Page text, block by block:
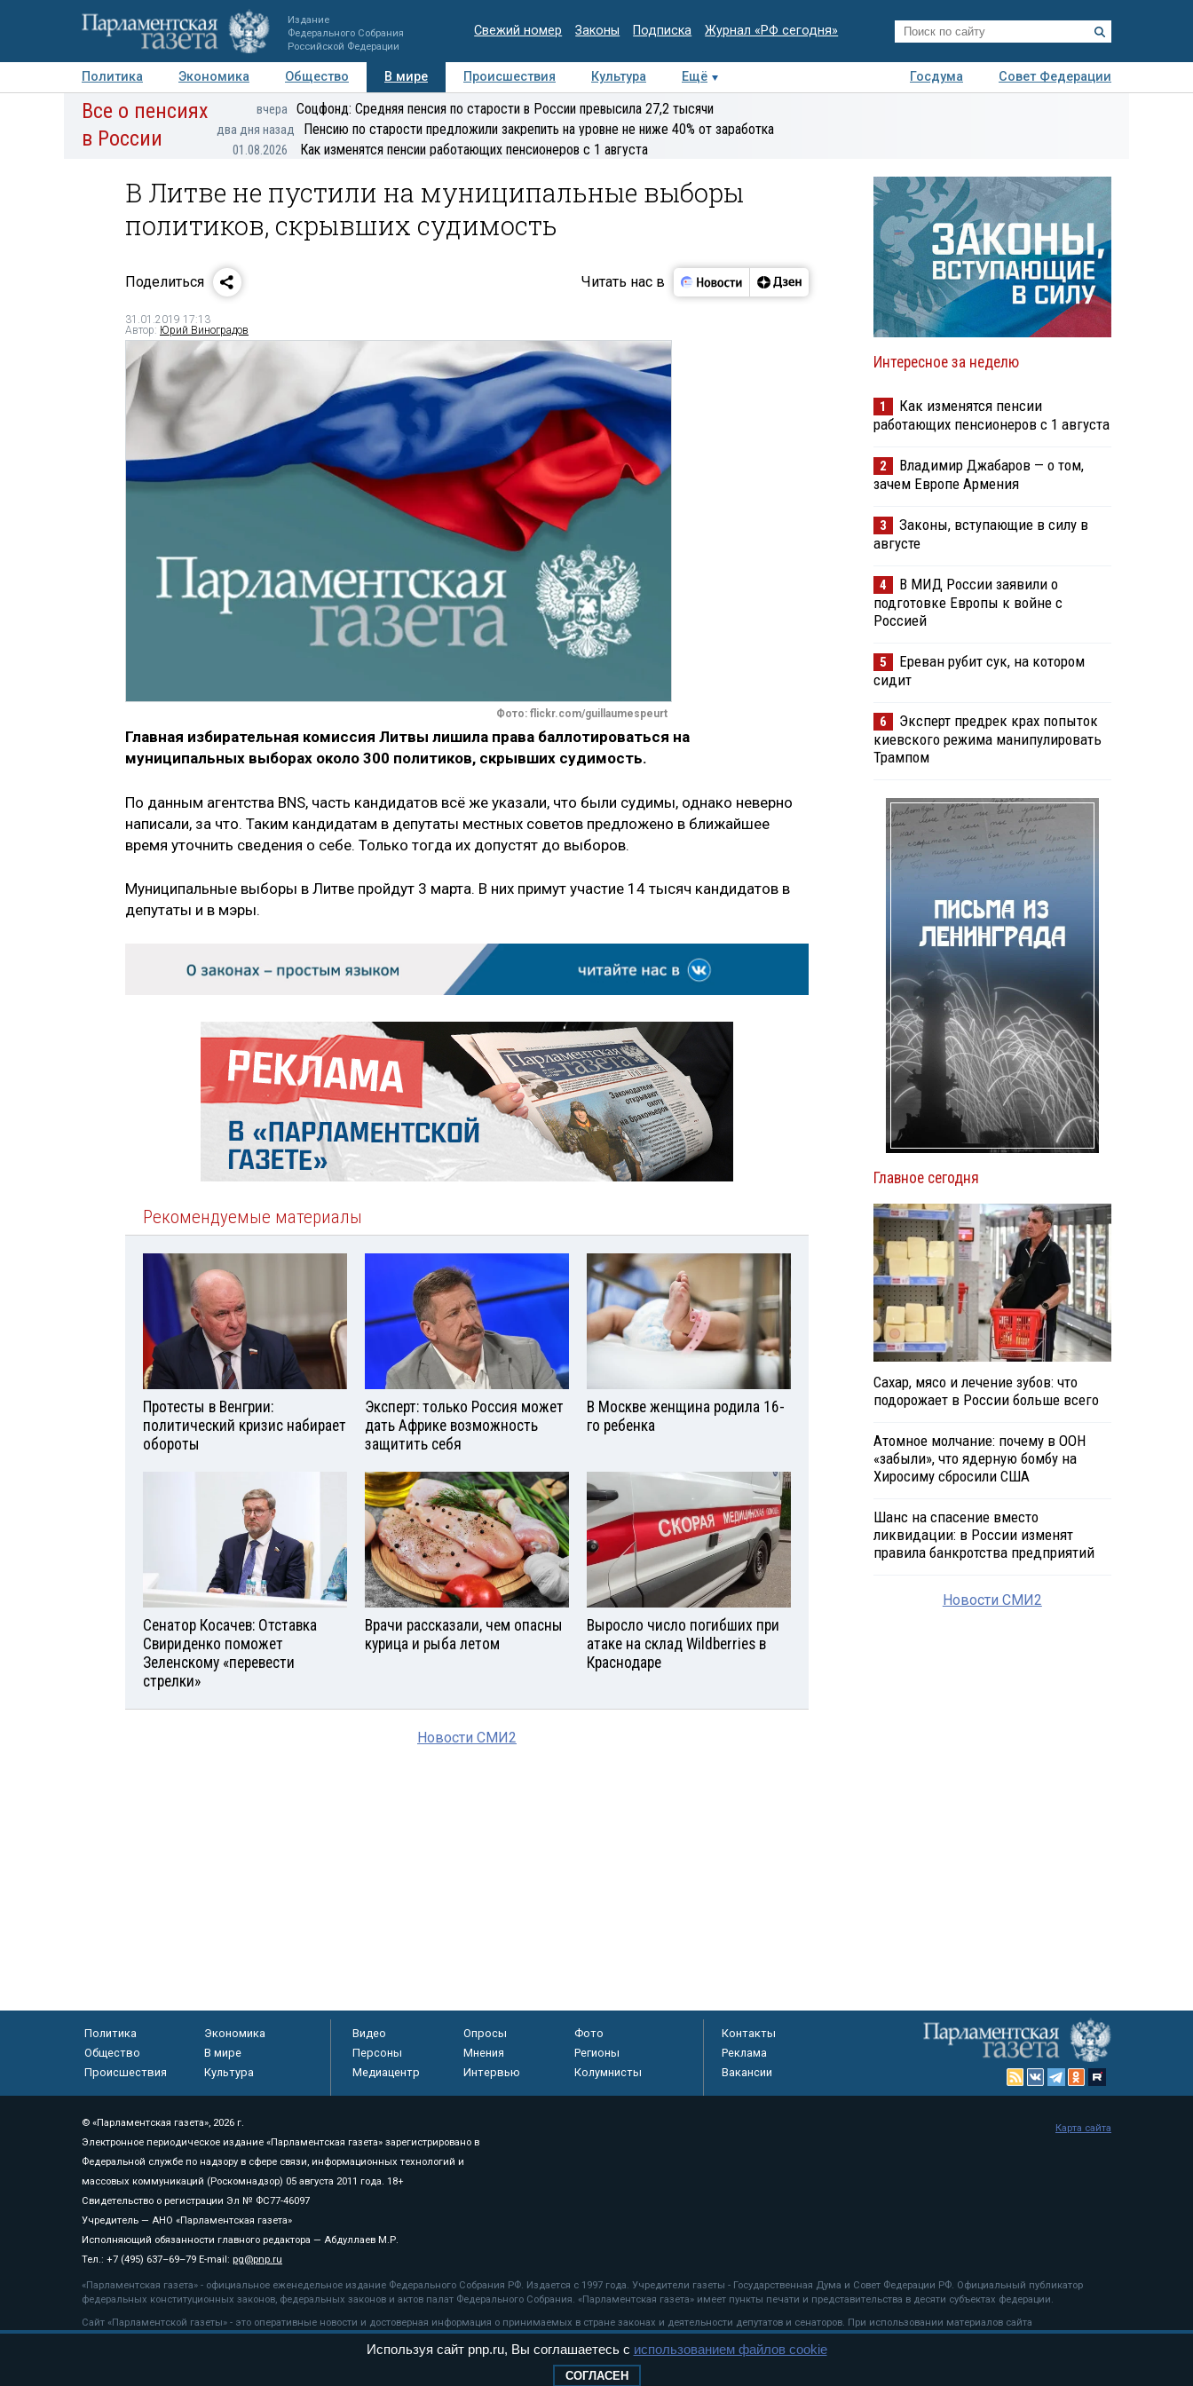
Издание
Федерального Собрания
Российской Федерации
Свежий номер Законы Подписка Журнал «РФ сегодня»
Политика Экономика Общество В мире Происшествия Культура Ещё Госдума
Совет Федерации
Авторы Персоны Мнения Регионы Медиацентр Интервью Колумнисты
экспертиза
Все о пенсиях
в России
вчера Соцфонд: Средняя пенсия по старости в России превысила 27,2 тысячи
два дня назад Пенсию по старости предложили закрепить на уровне не ниже 40% от заработка
01.08.2026 Как изменятся пенсии работающих пенсионеров с 1 августа
В Литве не пустили на муниципальные выборы
политиков, скрывших судимость
Поделиться Читать нас в
31.01.2019 17:13
Автор: Юрий Виноградов
Фото: flickr.com/guillaumespeurt
Главная избирательная комиссия Литвы лишила права баллотироваться на
муниципальных выборах около 300 политиков, скрывших судимость.
По данным агентства BNS, часть кандидатов всё же указали, что были судимы, однако неверно
написали, за что. Таким кандидатам в депутаты местных советов предложено в ближайшее
время уточнить сведения о себе. Только тогда их допустят до выборов.
Муниципальные выборы в Литве пройдут 3 марта. В них примут участие 14 тысяч кандидатов в
депутаты и в мэры.
Рекомендуемые материалы
Протесты в Венгрии:
политический кризис набирает
обороты
Эксперт: только Россия может
дать Африке возможность
защитить себя
В Москве женщина родила 16-
го ребенка
Сенатор Косачев: Отставка
Свириденко поможет
Зеленскому «перевести
стрелки»
Врачи рассказали, чем опасны
курица и рыба летом
Выросло число погибших при
атаке на склад Wildberries в
Краснодаре
Новости СМИ2
Интересное за неделю
1
Как изменятся пенсии
работающих пенсионеров с 1 августа
2
Владимир Джабаров — о том,
зачем Европе Армения
3
Законы, вступающие в силу в
августе
4
В МИД России заявили о
подготовке Европы к войне с
Россией
5
Ереван рубит сук, на котором
сидит
6
Эксперт предрек крах попыток
киевского режима манипулировать
Трампом
Главное сегодня
Сахар, мясо и лечение зубов: что
подорожает в России больше всего
Атомное молчание: почему в ООН
«забыли», что ядерную бомбу на
Хиросиму сбросили США
Шанс на спасение вместо
ликвидации: в России изменят
правила банкротства предприятий
Новости СМИ2
Политика
Экономика
Общество
В мире
Происшествия
Культура
Видео Опросы
Фото
Персоны
Мнения
Регионы
Медиацентр
Интервью Колумнисты
Контакты
Реклама
Вакансии
© «Парламентская газета», 2026 г.
Электронное периодическое издание «Парламентская газета» зарегистрировано в
Федеральной службе по надзору в сфере связи, информационных технологий и
массовых коммуникаций (Роскомнадзор) 05 августа 2011 года. 18+
Свидетельство о регистрации Эл № ФС77-46097
Учредитель — АНО «Парламентская газета»
Исполняющий обязанности главного редактора — Абдуллаев М.Р.
Тел.: +7 (495) 637–69–79 E-mail: pg@pnp.ru
«Парламентская газета» - официальное еженедельное издание Федерального Собрания РФ. Издается с 1997 года. Учредители газеты - Государственная Дума и Совет Федерации РФ. Официальный публикатор
федеральных конституционных законов, федеральных законов и актов палат Федерального Собрания. «Парламентская газета» имеет пункты печати и представительства в десяти субъектах федерации.
Сайт «Парламентской газеты» - это оперативные новости и достоверная информация о принимаемых в стране законах и деятельности депутатов и сенаторов. При использовании материалов сайта
«Парламентской газеты» активная ссылка на pnp.ru обязательна.
рекомендательные технологии
Карта сайта
Используя сайт pnp.ru, Вы соглашаетесь с использованием файлов cookie
СОГЛАСЕН